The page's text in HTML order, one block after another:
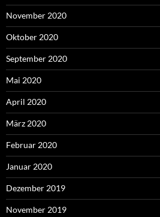
November 2020
Oktober 2020
September 2020
Mai 2020
April 2020
März 2020
Februar 2020
Januar 2020
Dezember 2019
November 2019